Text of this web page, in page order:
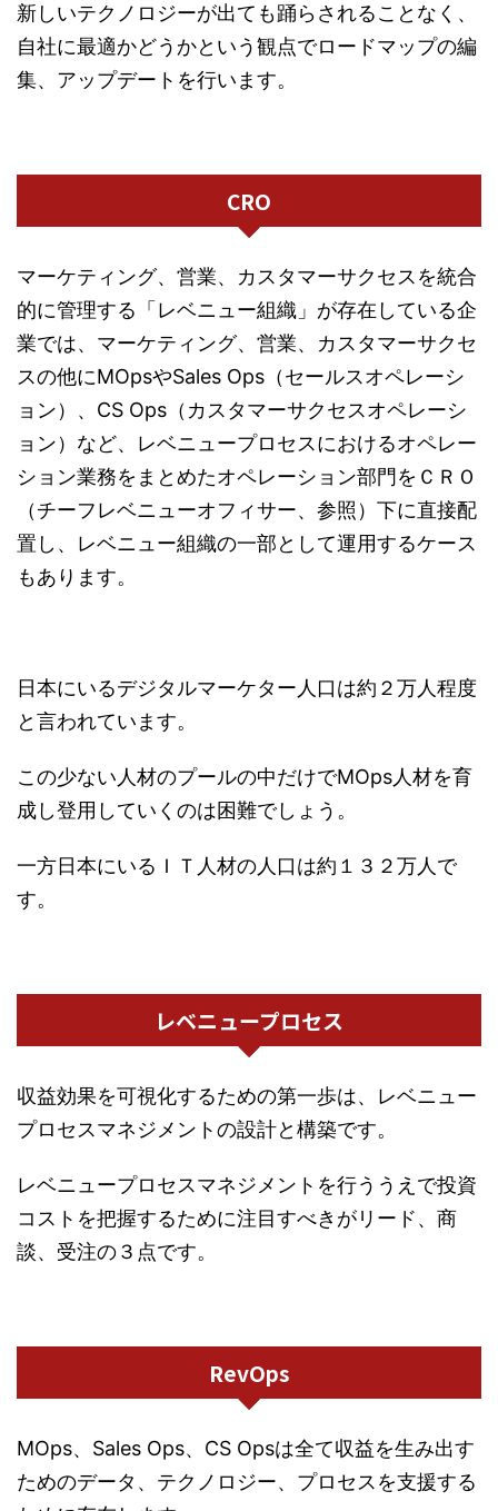
新しいテクノロジーが出ても踊らされることなく、
自社に最適かどうかという観点でロードマップの編
集、アップデートを行います。
CRO
マーケティング、営業、カスタマーサクセスを統合
的に管理する「レベニュー組織」が存在している企
業では、マーケティング、営業、カスタマーサクセ
スの他にMOpsやSales Ops（セールスオペレーシ
ョン）、CS Ops（カスタマーサクセスオペレーシ
ョン）など、レベニュープロセスにおけるオペレー
ション業務をまとめたオペレーション部門をＣＲＯ
（チーフレベニューオフィサー、参照）下に直接配
置し、レベニュー組織の一部として運用するケース
もあります。
日本にいるデジタルマーケター人口は約２万人程度
と言われています。
この少ない人材のプールの中だけでMOps人材を育
成し登用していくのは困難でしょう。
一方日本にいるＩＴ人材の人口は約１３２万人で
す。
レベニュープロセス
収益効果を可視化するための第一歩は、レベニュー
プロセスマネジメントの設計と構築です。
レベニュープロセスマネジメントを行ううえで投資
コストを把握するために注目すべきがリード、商
談、受注の３点です。
RevOps
MOps、Sales Ops、CS Opsは全て収益を生み出す
ためのデータ、テクノロジー、プロセスを支援する